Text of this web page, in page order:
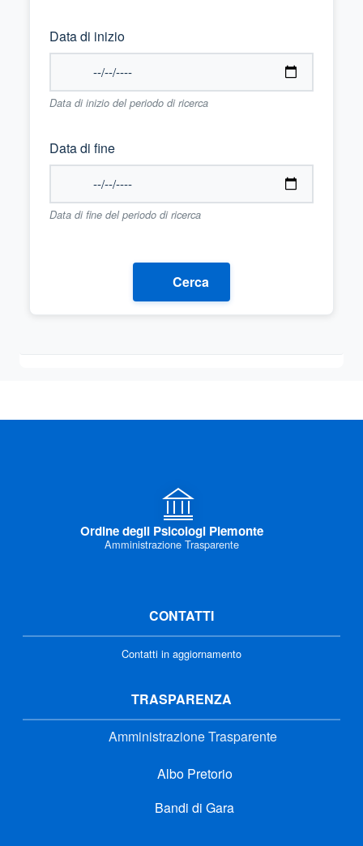
Data di inizio
Data di inizio del periodo di ricerca
Data di fine
Data di fine del periodo di ricerca
Cerca
Ordine degli Psicologi Piemonte
Amministrazione Trasparente
CONTATTI
Contatti in aggiornamento
TRASPARENZA
Amministrazione Trasparente
Albo Pretorio
Bandi di Gara